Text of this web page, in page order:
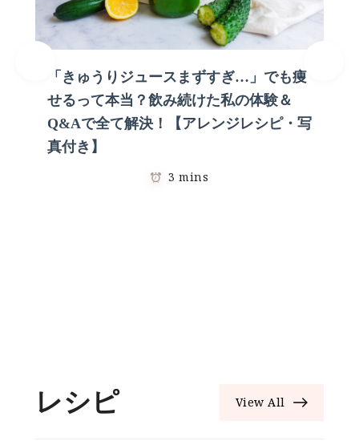
「きゅうりジュースまずすぎ…」でも痩
せるって本当？飲み続けた私の体験＆
Q&Aで全て解決！【アレンジレシピ・写
真付き】
3 mins
レシピ View All